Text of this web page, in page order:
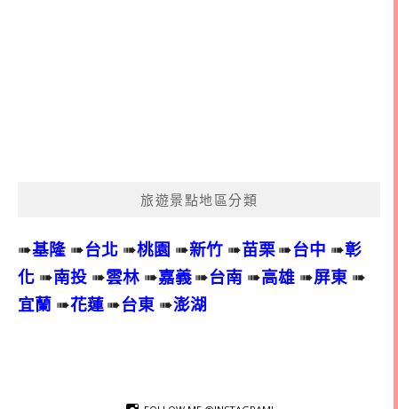
旅遊景點地區分類
➠基隆 ➠台北 ➠桃園 ➠新竹 ➠苗栗➠台中 ➠彰
化 ➠南投 ➠雲林 ➠嘉義➠台南 ➠高雄 ➠屏東 ➠
宜蘭 ➠花蓮➠台東 ➠澎湖